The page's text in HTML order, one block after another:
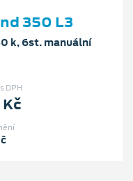
350 L3
k, 6st. manuální
DPH